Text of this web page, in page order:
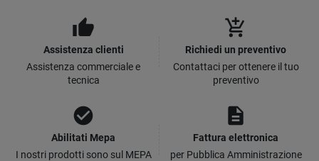
thumb_up
Assistenza clienti
Assistenza commerciale e
tecnica
add_shopping_cart
Richiedi un preventivo
Contattaci per ottenere il tuo
preventivo
check_circle
Abilitati Mepa
I nostri prodotti sono sul MEPA
description
Fattura elettronica
per Pubblica Amministrazione